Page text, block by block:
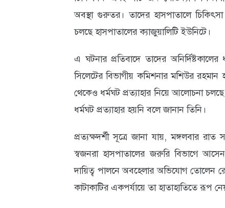
অবস্থা গুরুতর। তাদের হাসপাতালে
চলছে হাসপাতালের ক্যাজুয়ালিটি ইউনিটে।
এ ঘটনার প্রতিবাদে তাদের
সিলেটের বিভাগীয় কমিশনার মশিউর রহমান
থেকেও ধর্মঘট প্রত্যাহার নিয়ে আলোচনা
ধর্মঘট প্রত্যাহার হয়নি বলে জানান তিনি।
প্রত্যক্ষদর্শী সূত্রে জানা যায়, মঙ্গলবার
স্বজনরা হাসপাতালের জরুরি বিভাগে
দায়িত্ব পালনে অবহেলার অভিযোগ তোলেন
কাটাকাটির একপর্যায়ে তা হাতাহাতিতে রূপ